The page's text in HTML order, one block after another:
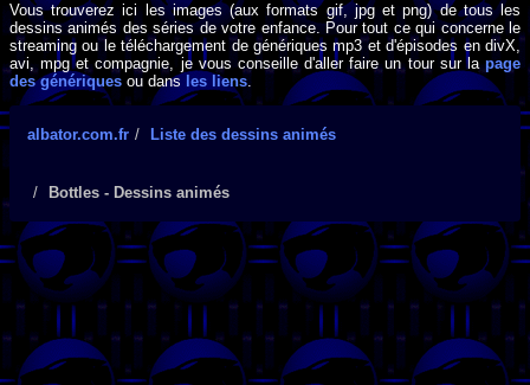
Vous trouverez ici les images (aux formats gif, jpg et png) de tous les
dessins animés des séries de votre enfance. Pour tout ce qui concerne le
streaming ou le téléchargement de génériques mp3 et d'épisodes en divX,
avi, mpg et compagnie, je vous conseille d'aller faire un tour sur lapage
des génériques ou dans les liens.
albator.com.fr Liste des dessins animés
Bottles - Dessins animés